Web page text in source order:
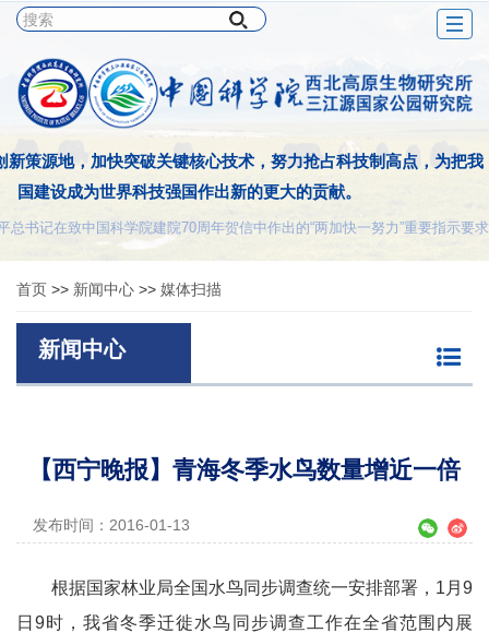
新策源地，加快突破关键核心技术，努力抢占科技制高点，为把我
国建设成为世界科技强国作出新的更大的贡献。
书记在致中国科学院建院70周年贺信中作出的“两加快一努力”重要指示要求
首页 >> 新闻中心 >> 媒体扫描
新闻中心
【西宁晚报】青海冬季水鸟数量增近一倍
发布时间：2016-01-13
根据国家林业局全国水鸟同步调查统一安排部署，1月9
日9时，我省冬季迁徙水鸟同步调查工作在全省范围内展